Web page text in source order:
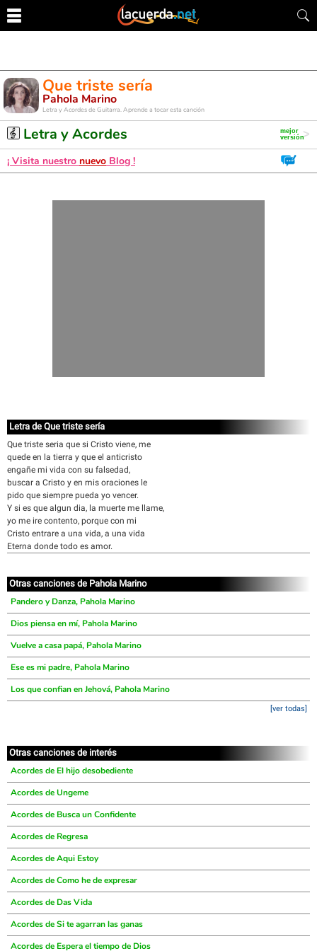
Que triste sería
Pahola Marino
Letra y Acordes de Guitarra. Aprende a tocar esta canción
Letra y Acordes
¡ Visita nuestro nuevo Blog !
Letra de Que triste sería
Que triste seria que si Cristo viene, me
quede en la tierra y que el anticristo
engañe mi vida con su falsedad,
buscar a Cristo y en mis oraciones le
pido que siempre pueda yo vencer.
Y si es que algun dia, la muerte me llame,
yo me ire contento, porque con mi
Cristo entrare a una vida, a una vida
Eterna donde todo es amor.
Otras canciones de Pahola Marino
Pandero y Danza, Pahola Marino
Dios piensa en mí, Pahola Marino
Vuelve a casa papá, Pahola Marino
Ese es mi padre, Pahola Marino
Los que confian en Jehová, Pahola Marino
[ver todas]
Otras canciones de interés
Acordes de El hijo desobediente
Acordes de Ungeme
Acordes de Busca un Confidente
Acordes de Regresa
Acordes de Aqui Estoy
Acordes de Como he de expresar
Acordes de Das Vida
Acordes de Si te agarran las ganas
Acordes de Espera el tiempo de Dios